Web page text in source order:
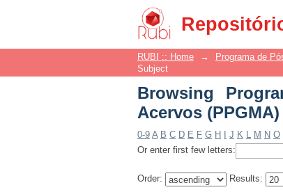
Browsing
Subject
RUBI :: Home → Programa de
Subject
Browsing
Acervos
0-9 A B C D E F G H J K L M N O
Or enter first few letters:
Order: Results: